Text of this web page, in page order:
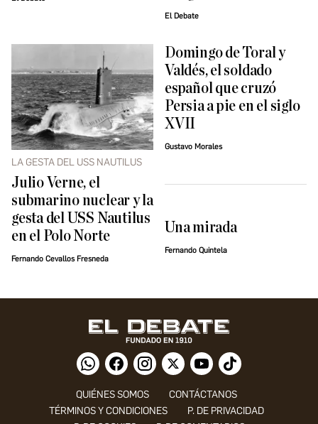
El Debate
LA GESTA DEL USS NAUTILUS
Julio Verne, el
submarino nuclear y la
gesta del USS Nautilus
en el Polo Norte
Fernando Cevallos Fresneda
Domingo de Toral y
Valdés, el soldado
español que cruzó
Persia a pie en el siglo
XVII
Gustavo Morales
Una mirada
Fernando Quintela
QUIÉNES SOMOS
CONTÁCTANOS
TÉRMINOS Y CONDICIONES
P. DE PRIVACIDAD